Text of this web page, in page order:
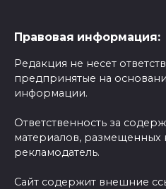
Правовая информация:
Редакция не несет
предпринятые на
информации.
Ответственность за
материалов, размещенных
рекламодатель.
Сайт содержит внешние